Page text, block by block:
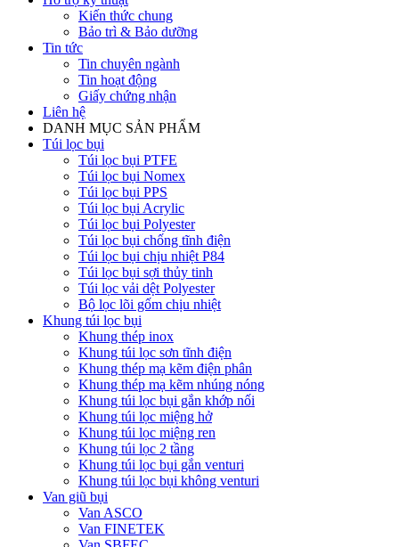
Kiến thức chung
Bảo trì & Bảo dưỡng
Tin tức
Tin chuyên ngành
Tin hoạt động
Giấy chứng nhận
Liên hệ
DANH MỤC SẢN PHẨM
Túi lọc bụi
Túi lọc bụi PTFE
Túi lọc bụi Nomex
Túi lọc bụi PPS
Túi lọc bụi Acrylic
Túi lọc bụi Polyester
Túi lọc bụi chống tĩnh điện
Túi lọc bụi chịu nhiệt P84
Túi lọc bụi sợi thủy tinh
Túi lọc vải dệt Polyester
Bộ lọc lõi gốm chịu nhiệt
Khung túi lọc bụi
Khung thép inox
Khung túi lọc sơn tĩnh điện
Khung thép mạ kẽm điện phân
Khung thép mạ kẽm nhúng nóng
Khung túi lọc bụi gắn khớp nối
Khung túi lọc miệng hở
Khung túi lọc miệng ren
Khung túi lọc 2 tầng
Khung túi lọc bụi gắn venturi
Khung túi lọc bụi không venturi
Van giũ bụi
Van ASCO
Van FINETEK